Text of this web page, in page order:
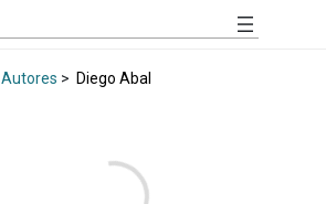
Autores > Diego Abal